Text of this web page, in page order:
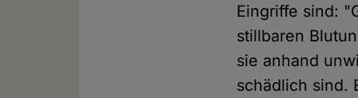
Eingriffe sind:
stillbaren
sie anhand
schädlich sind.